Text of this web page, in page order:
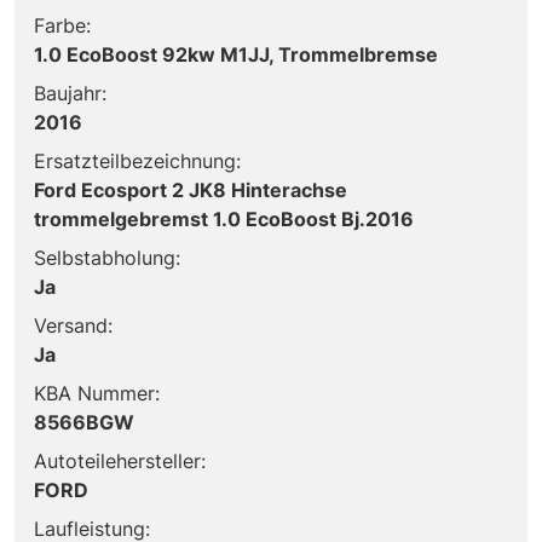
Farbe:
1.0 EcoBoost 92kw M1JJ, Trommelbremse
Baujahr:
2016
Ersatzteilbezeichnung:
Ford Ecosport 2 JK8 Hinterachse
trommelgebremst 1.0 EcoBoost Bj.2016
Selbstabholung:
Ja
Versand:
Ja
KBA Nummer:
8566BGW
Autoteilehersteller:
FORD
Laufleistung: